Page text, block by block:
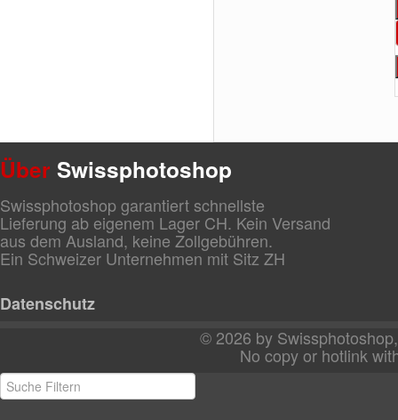
Über Swissphotoshop
Swissphotoshop garantiert schnellste
Lieferung ab eigenem Lager CH. Kein Versand
aus dem Ausland, keine Zollgebühren.
Ein Schweizer Unternehmen mit Sitz ZH
Datenschutz
© 2026 by
No copy or hotlink